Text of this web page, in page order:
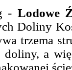
- Lodowe
Doliny
trzema
a